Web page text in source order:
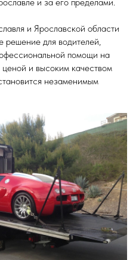
и за его пределами.
и Ярославской области
решение для водителей,
помощи на
и высоким качеством
незаменимым